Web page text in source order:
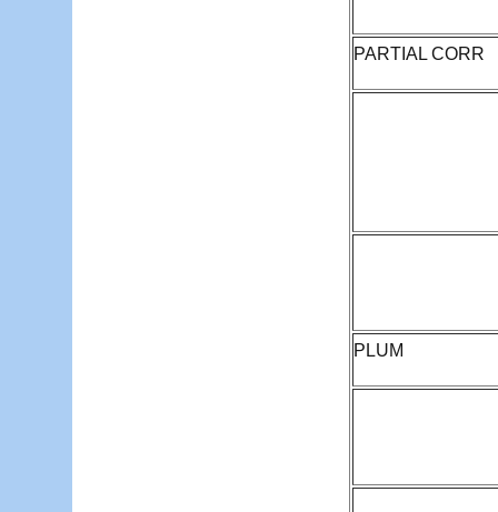
PARTIAL CORR
PLUM